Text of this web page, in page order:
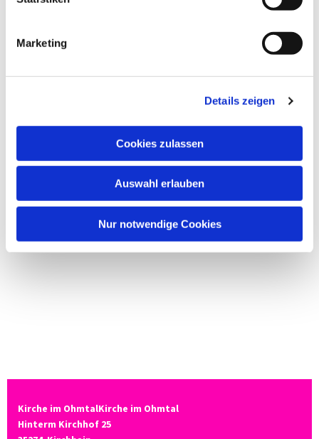
Marketing
Details zeigen
Cookies zulassen
Auswahl erlauben
Nur notwendige Cookies
Kirche im OhmtalKirche im Ohmtal
Hinterm Kirchhof 25